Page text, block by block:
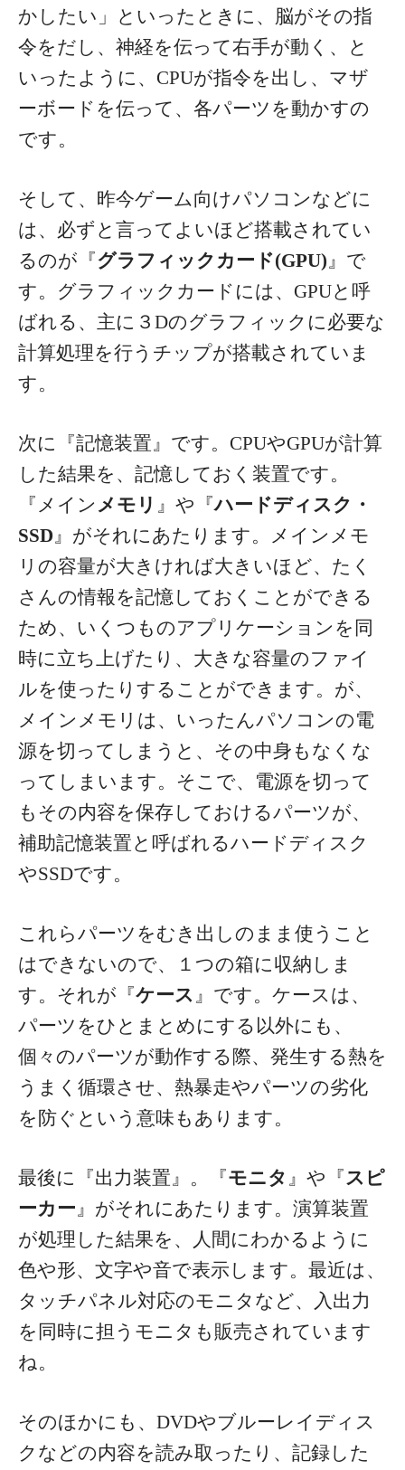
かしたい」といったときに、脳がその指
令をだし、神経を伝って右手が動く、と
いったように、CPUが指令を出し、マザ
ーボードを伝って、各パーツを動かすの
です。
そして、昨今ゲーム向けパソコンなどに
は、必ずと言ってよいほど搭載されてい
るのが『グラフィックカード(GPU)』で
す。グラフィックカードには、GPUと呼
ばれる、主に３Dのグラフィックに必要な
計算処理を行うチップが搭載されていま
す。
次に『記憶装置』です。CPUやGPUが計算
した結果を、記憶しておく装置です。
『メインメモリ 』や『ハードディスク・
SSD』がそれにあたります。メインメモ
リの容量が大きければ大きいほど、たく
さんの情報を記憶しておくことができる
ため、いくつものアプリケーションを同
時に立ち上げたり、大きな容量のファイ
ルを使ったりすることができます。が、
メインメモリは、いったんパソコンの電
源を切ってしまうと、その中身もなくな
ってしまいます。そこで、電源を切って
もその内容を保存しておけるパーツが、
補助記憶装置と呼ばれるハードディスク
やSSDです。
これらパーツをむき出しのまま使うこと
はできないので、１つの箱に収納しま
す。それが『ケース 』です。ケースは、
パーツをひとまとめにする以外にも、
個々のパーツが動作する際、発生する熱を
うまく循環させ、熱暴走やパーツの劣化
を防ぐという意味もあります。
最後に『出力装置』。『モニタ 』や『スピ
ーカー』がそれにあたります。演算装置
が処理した結果を、人間にわかるように
色や形、文字や音で表示します。最近は、
タッチパネル対応のモニタなど、入出力
を同時に担うモニタも販売されています
ね。
そのほかにも、DVDやブルーレイディス
クなどの内容を読み取ったり、記録した